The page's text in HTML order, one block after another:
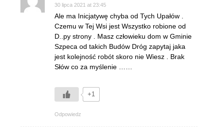
30 lipca 2021 at 23:45
Ale ma Inicjatywę chyba od Tych Upałów .
Czemu w Tej Wsi jest Wszystko robione od
D..py strony . Masz człowieku dom w Gminie
Szpeca od takich Budów Dróg zapytaj jaka
jest kolejność robót skoro nie Wiesz . Brak
Słów co za myślenie ……
+1
Odpowiedz